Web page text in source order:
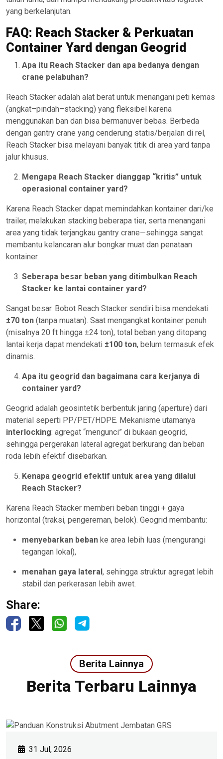
yang berkelanjutan.
FAQ: Reach Stacker & Perkuatan
Container Yard dengan Geogrid
Apa itu Reach Stacker dan apa bedanya dengan
crane pelabuhan?
Reach Stacker adalah alat berat untuk menangani peti kemas
(angkat–pindah–stacking) yang fleksibel karena
menggunakan ban dan bisa bermanuver bebas. Berbeda
dengan gantry crane yang cenderung statis/berjalan di rel,
Reach Stacker bisa melayani banyak titik di area yard tanpa
jalur khusus.
Mengapa Reach Stacker dianggap “kritis” untuk
operasional container yard?
Karena Reach Stacker dapat memindahkan kontainer dari/ke
trailer, melakukan stacking beberapa tier, serta menangani
area yang tidak terjangkau gantry crane—sehingga sangat
membantu kelancaran alur bongkar muat dan penataan
kontainer.
Seberapa besar beban yang ditimbulkan Reach
Stacker ke lantai container yard?
Sangat besar. Bobot Reach Stacker sendiri bisa mendekati
±70 ton (tanpa muatan). Saat mengangkat kontainer penuh
(misalnya 20 ft hingga ±24 ton), total beban yang ditopang
lantai kerja dapat mendekati ±100 ton, belum termasuk efek
dinamis.
Apa itu geogrid dan bagaimana cara kerjanya di
container yard?
Geogrid adalah geosintetik berbentuk jaring (aperture) dari
material seperti PP/PET/HDPE. Mekanisme utamanya
interlocking: agregat “mengunci” di bukaan geogrid,
sehingga pergerakan lateral agregat berkurang dan beban
roda lebih efektif disebarkan.
Kenapa geogrid efektif untuk area yang dilalui
Reach Stacker?
Karena Reach Stacker memberi beban tinggi + gaya
horizontal (traksi, pengereman, belok). Geogrid membantu:
menyebarkan beban ke area lebih luas (mengurangi
tegangan lokal),
menahan gaya lateral, sehingga struktur agregat lebih
stabil dan perkerasan lebih awet.
Share:
Berita Lainnya
Berita Terbaru Lainnya
31 Jul, 2026